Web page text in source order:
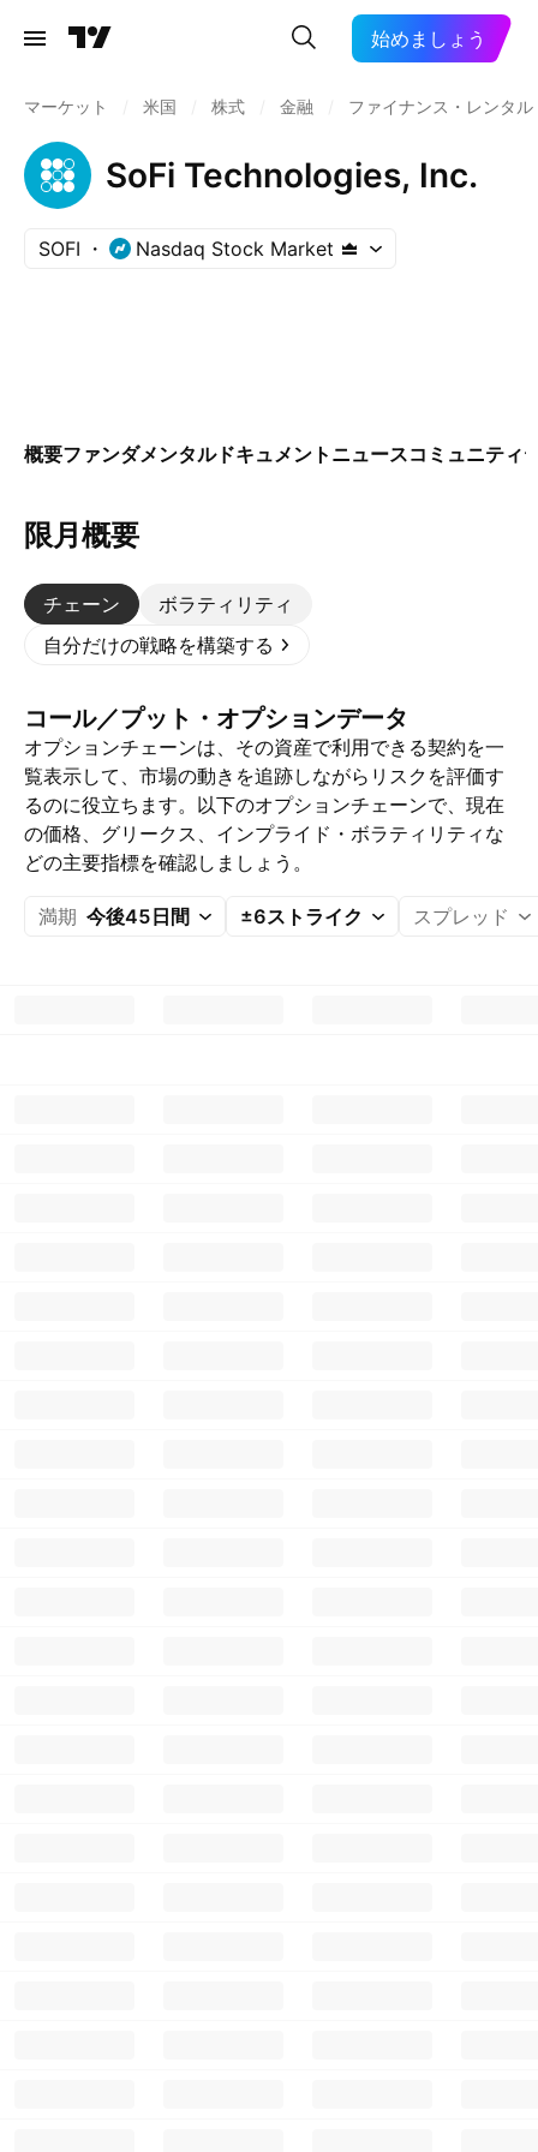
始めましょう
マーケット 米国 株式 金融 ファイナンス・レンタ
SoFi Technologies, Inc.
SOFI Nasdaq Stock Market
概要ファンダメンタルドキュメント ニュースコミュニティ
限月概要
チェーン
ボラティリティ
自分だけの戦略を構築する
コール／プット・オプションデータ
オプションチェーンは、その資産で利用できる契約を一
覧表示して、市場の動きを追跡しながらリスクを評価す
るのに役立ちます。以下のオプションチェーンで、現在
の価格、グリークス、インプライド・ボラティリティな
どの主要指標を確認しましょう。
満期 今後45日間 ±6ストライク スプレッド